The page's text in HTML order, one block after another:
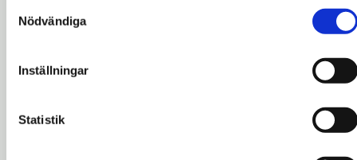
kakorna används och hur vi och våra leverantörer inhämtar
Nödvändiga
Inställningar
Statistik
Utbildningen startar i höst, och ges på Campus
studenter. Yrkeshögskolan är en kostnadsfri
studerar är berättigad till medel från CSN.